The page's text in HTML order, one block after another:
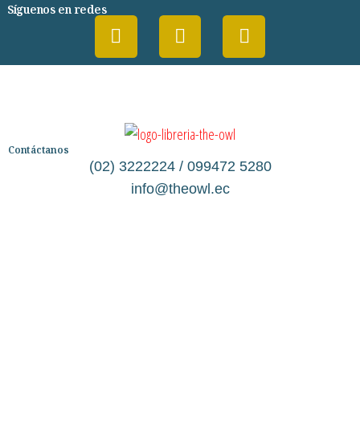
Síguenos en redes
Contáctanos
(02) 3222224 / 099472 5280
info@theowl.ec